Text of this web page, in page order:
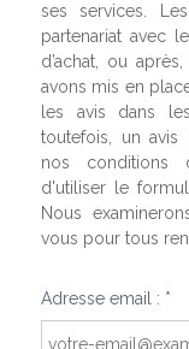
ses services.
partenariat avec
d’achat, ou
avons mis en
les avis dans
toutefois, un avis
nos conditions
d'utiliser le
Nous
vous pour tous
Adresse email : *